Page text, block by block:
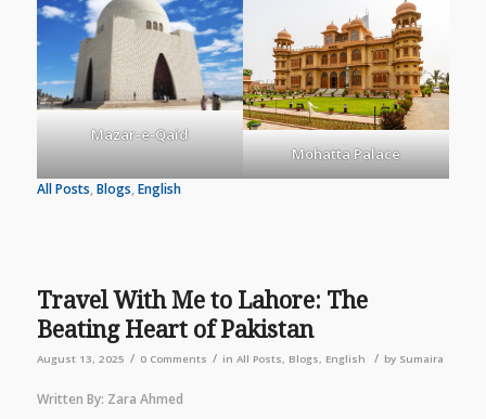
Mazar-e-Qaid
Mohatta Palace
All Posts, Blogs, English
Travel With Me to Lahore: The
Beating Heart of Pakistan
August 13, 2025 / 0 Comments / in All Posts Blogs English / by Sumaira
Written By: Zara Ahmed